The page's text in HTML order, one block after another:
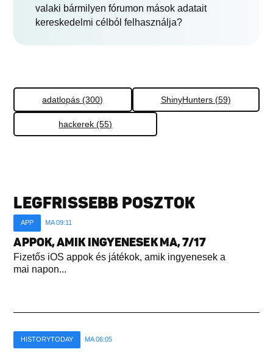
valaki bármilyen fórumon mások adatait
kereskedelmi célból felhasználja?
adatlopás (300) ShinyHunters (59)
hackerek (55)
LEGFRISSEBB POSZTOK
APP MA 09:11
APPOK, AMIK INGYENESEK MA, 7/17
Fizetős iOS appok és játékok, amik ingyenesek a
mai napon...
HISTORYTODAY MA 06:05